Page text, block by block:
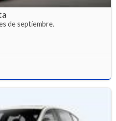
de septiembre.